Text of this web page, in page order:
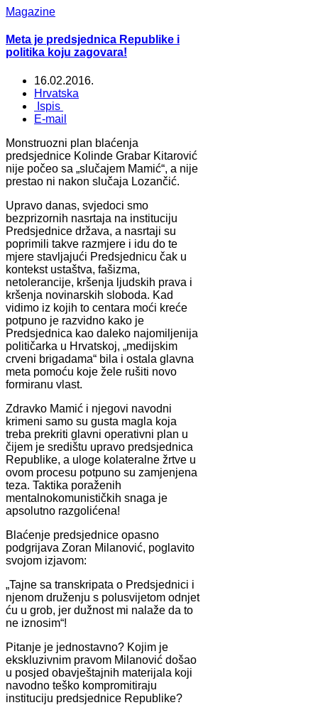
Magazine
Meta je predsjednica Republike i
politika koju zagovara!
16.02.2016.
Hrvatska
Ispis
E-mail
Monstruozni plan blaćenja
predsjednice Kolinde Grabar Kitarović
nije počeo sa „slučajem Mamić“, a nije
prestao ni nakon slučaja Lozančić.
Upravo danas, svjedoci smo
bezprizornih nasrtaja na instituciju
Predsjednice država, a nasrtaji su
poprimili takve razmjere i idu do te
mjere stavljajući Predsjednicu čak u
kontekst ustaštva, fašizma,
netolerancije, kršenja ljudskih prava i
kršenja novinarskih sloboda. Kad
vidimo iz kojih to centara moći kreće
potpuno je razvidno kako je
Predsjednica kao daleko najomiljenija
političarka u Hrvatskoj, „medijskim
crveni brigadama“ bila i ostala glavna
meta pomoću koje žele rušiti novo
formiranu vlast.
Zdravko Mamić i njegovi navodni
krimeni samo su gusta magla koja
treba prekriti glavni operativni plan u
čijem je središtu upravo predsjednica
Republike, a uloge kolateralne žrtve u
ovom procesu potpuno su zamjenjena
teza. Taktika poraženih
mentalnokomunističkih snaga je
apsolutno razgolićena!
Blaćenje predsjednice opasno
podgrijava Zoran Milanović, poglavito
svojom izjavom:
„Tajne sa transkripata o Predsjednici i
njenom druženju s polusvijetom odnjet
ću u grob, jer dužnost mi nalaže da to
ne iznosim“!
Pitanje je jednostavno? Kojim je
ekskluzivnim pravom Milanović došao
u posjed obavještajnih materijala koji
navodno teško kompromitiraju
instituciju predsjednice Republike?